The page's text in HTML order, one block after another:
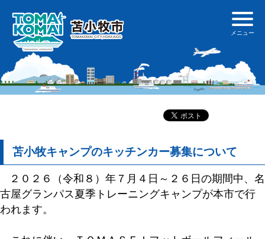
苫小牧キャンプのキッチンカー募集について
２０２６（令和８）年７月４日～２６日の期間中、名
古屋グランパス夏季トレーニングキャンプが本市で行
われます。